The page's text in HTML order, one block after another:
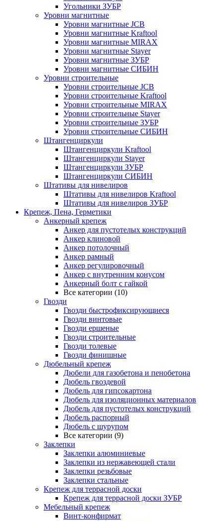
Угольники ЗУБР
Уровни магнитные
Уровни магнитные JCB
Уровни магнитные Kraftool
Уровни магнитные MIRAX
Уровни магнитные Stayer
Уровни магнитные ЗУБР
Уровни магнитные СИБИН
Уровни строительные
Уровни строительные JCB
Уровни строительные Kraftool
Уровни строительные MIRAX
Уровни строительные Stayer
Уровни строительные ЗУБР
Уровни строительные СИБИН
Штангенциркули
Штангенциркули Kraftool
Штангенциркули Stayer
Штангенциркули ЗУБР
Штангенциркули СИБИН
Штативы для нивелиров
Штативы для нивелиров Kraftool
Штативы для нивелиров ЗУБР
Крепеж, Пена, Герметики
Анкерный крепеж
Анкер для пустотелых конструкций
Анкер клиновой
Анкер потолочный
Анкер рамный
Анкер регулировочный
Анкер с внутренним конусом
Анкерный болт с гайкой
Все категории (10)
Гвозди
Гвозди быстрофиксирующиеся
Гвозди винтовые
Гвозди ершеные
Гвозди строительные
Гвозди толевые
Гвозди финишные
Дюбельный крепеж
Дюбели для газобетона и пенобетона
Дюбель гвоздевой
Дюбель для гипсокартона
Дюбель для изоляционных материалов
Дюбель для пустотелых конструкций
Дюбель распорный
Дюбель с шурупом
Все категории (9)
Заклепки
Заклепки алюминиевые
Заклепки из нержавеющей стали
Заклепки резьбовые
Заклепки стальные
Крепеж для террасной доски
Крепеж для террасной доски ЗУБР
Мебельный крепеж
Винт-конфирмат